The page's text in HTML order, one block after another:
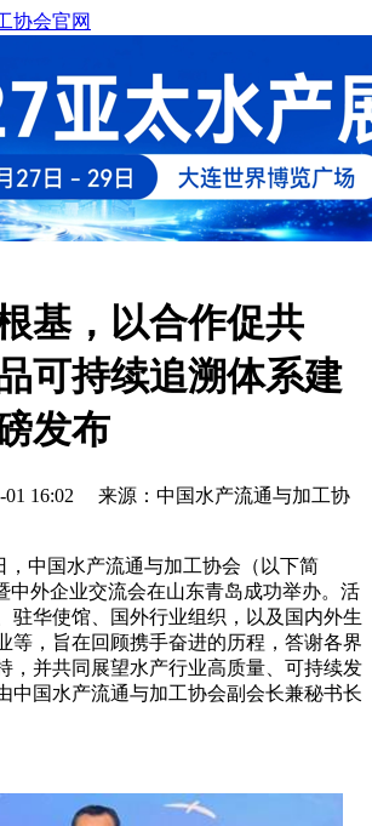
协会官网
基，以合作促共
可持续追溯体系建
发布
01 16:02 来源：中国水产流通与加工协
，中国水产流通与加工协会（以下简
中外企业交流会在山东青岛成功举办。活
驻华使馆、国外行业组织，以及国内外生
等，旨在回顾携手奋进的历程，答谢各界
，并共同展望水产行业高质量、可持续发
中国水产流通与加工协会副会长兼秘书长